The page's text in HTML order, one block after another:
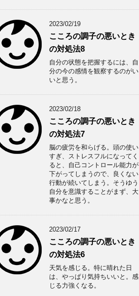
2023/02/19
こころの調子の悪いとき
の対処法8
自分の状態を把握するには、自
分の今の感情を観察するのがい
いと思う。
2023/02/18
こころの調子の悪いとき
の対処法7
脳の疲労を和らげる。頭の使い
すぎ、ストレスフルになってく
ると、自己コントロール能力が
下がってしまうので、良くない
行動が続いてしまう。そうゆう
自分を意識することがまず、大
事かなと思う。
2023/02/17
こころの調子の悪いとき
の対処法6
天気を感じる。特に晴れた日
は、やっぱり気持ちいいと。感
じる力強くなる。